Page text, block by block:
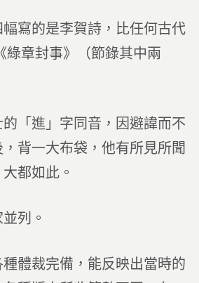
寫的是李賀詩，比任何古代
章封事》（節錄其中兩
「進」字同音，因避諱而不
背一大布袋，他有所見所聞
都如此。
列。
體裁完備，能反映出當時的